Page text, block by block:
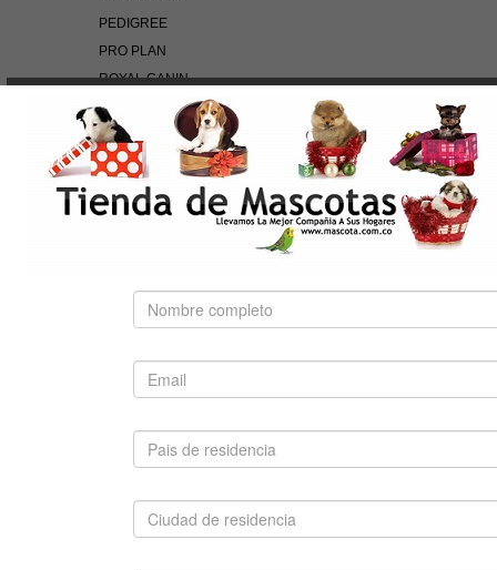
PEDIGREE
PRO PLAN
ROYAL CANIN
BÚSQUEDA RÁPIDA
Use palabras clave para encontrar el producto que
busca.
Búsqueda Avanzada
SUGERIDO